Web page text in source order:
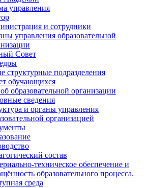
управления
и сотрудники
управления образовательной
Совет
структурные подразделения
обучающихся
образовательной организации
сведения
и органы управления
организацией
состав
техническое обеспечение и
образовательного процесса.
среда